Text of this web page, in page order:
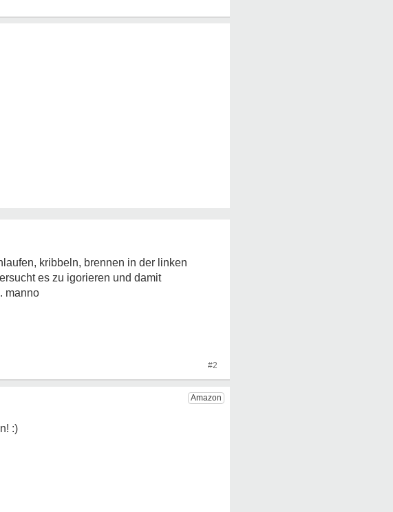
kribbeln, brennen in der linken
es zu igorieren und damit
manno
#2